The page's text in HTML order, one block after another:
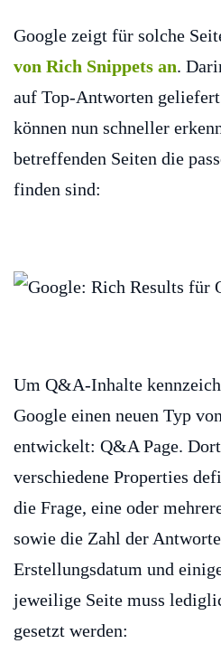
Google zeigt für solche
von Rich Snippets an.
auf Top-Antworten
können nun schneller
betreffenden Seiten die
finden sind:
Um Q&A-Inhalte
Google einen neuen Typ
entwickelt: Q&A Page.
verschiedene Properties
die Frage, eine oder
sowie die Zahl der
Erstellungsdatum und
jeweilige Seite muss
gesetzt werden: